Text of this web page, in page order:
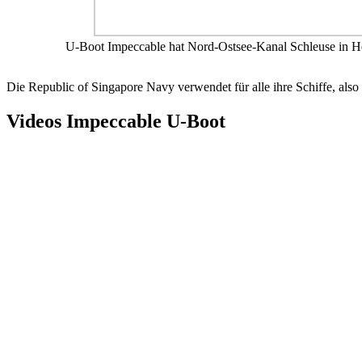
U-Boot Impeccable hat Nord-Ostsee-Kanal Schleuse in
Die Republic of Singapore Navy verwendet für alle ihre Schiffe,
Videos Impeccable U-Boot